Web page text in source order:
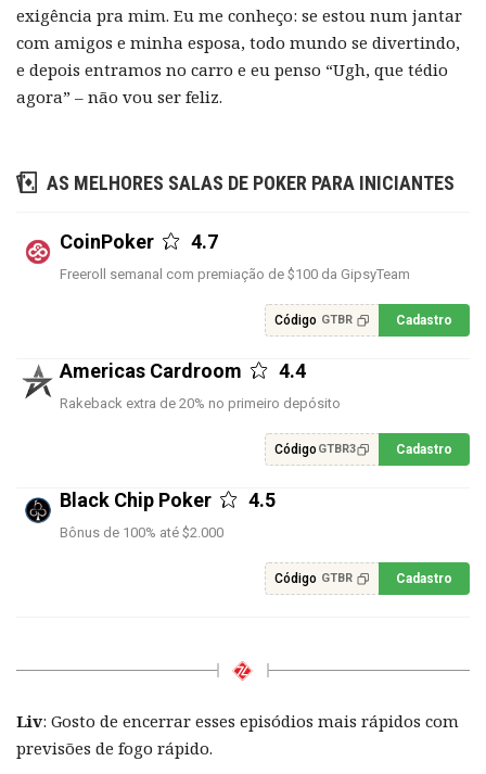
exigência pra mim. Eu me conheço: se estou num jantar
com amigos e minha esposa, todo mundo se divertindo,
e depois entramos no carro e eu penso “Ugh, que tédio
agora” – não vou ser feliz.
AS MELHORES SALAS DE POKER PARA INICIANTES
CoinPoker 4.7
Freeroll semanal com premiação de $100 da GipsyTeam
Código GTBR Cadastro
Americas Cardroom 4.4
Rakeback extra de 20% no primeiro depósito
Código GTBR3 Cadastro
Black Chip Poker 4.5
Bônus de 100% até $2.000
Código GTBR Cadastro
Liv: Gosto de encerrar esses episódios mais rápidos com
previsões de fogo rápido.